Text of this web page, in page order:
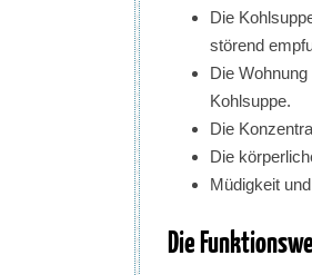
Die
störend
Die
Kohlsuppe.
Die
Die
Müdigkeit
Die